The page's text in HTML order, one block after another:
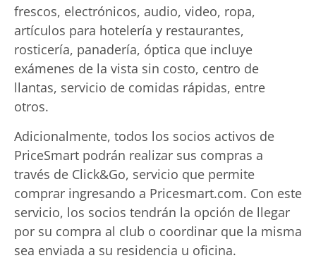
frescos, electrónicos, audio, video, ropa,
artículos para hotelería y restaurantes,
rosticería, panadería, óptica que incluye
exámenes de la vista sin costo, centro de
llantas, servicio de comidas rápidas, entre
otros.
Adicionalmente, todos los socios activos de
PriceSmart podrán realizar sus compras a
través de Click&Go, servicio que permite
comprar ingresando a Pricesmart.com. Con este
servicio, los socios tendrán la opción de llegar
por su compra al club o coordinar que la misma
sea enviada a su residencia u oficina.